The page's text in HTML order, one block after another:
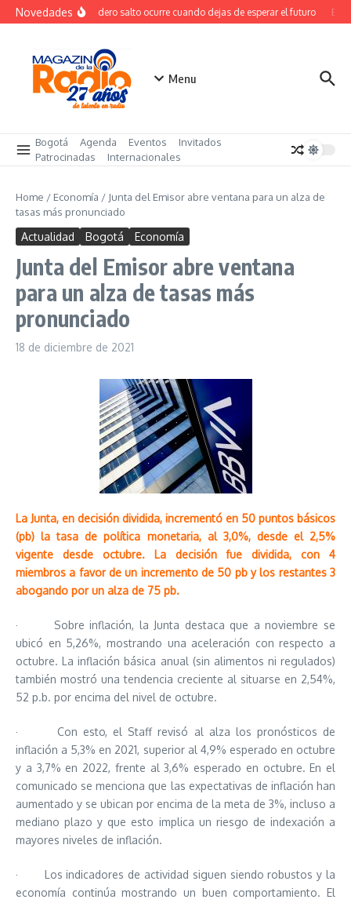
Saltar al contenido
NovedadesEl verdadero salto ocurre cuando dejas de esperar el futuro El
Menu
Bogotá Agenda Eventos
Invitados
Patrocinadas
Internacionales
Home / Economía / Junta del Emisor abre ventana para un alza de
tasas más pronunciado
Actualidad Bogotá Economía
Junta del Emisor abre ventana
para un alza de tasas más
pronunciado
18 de diciembre de 2021
La Junta, en decisión dividida, incrementó en 50 puntos básicos
(pb) la tasa de política monetaria, al 3,0%, desde el 2,5%
vigente desde octubre. La decisión fue dividida, con 4
miembros a favor de un incremento de 50 pb y los restantes 3
abogando por un alza de 75 pb.
· Sobre inflación, la Junta destaca que a noviembre se
ubicó en 5,26%, mostrando una aceleración con respecto a
octubre. La inflación básica anual (sin alimentos ni regulados)
también mostró una tendencia creciente al situarse en 2,54%,
52 p.b. por encima del nivel de octubre.
· Con esto, el Staff revisó al alza los pronósticos de
inflación a 5,3% en 2021, superior al 4,9% esperado en octubre
y a 3,7% en 2022, frente al 3,6% esperado en octubre. En el
comunicado se menciona que las expectativas de inflación han
aumentado y se ubican por encima de la meta de 3%, incluso a
mediano plazo y que esto implica un riesgo de indexación a
mayores niveles de inflación.
· Los indicadores de actividad siguen siendo robustos y la
economía continúa mostrando un buen comportamiento. El